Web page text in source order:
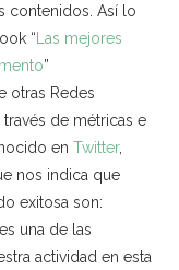
contenidos. Así lo
“ Las mejores
”
otras Redes
de métricas e
en Twitter,
nos indica que
exitosa son:
una de las
actividad en esta